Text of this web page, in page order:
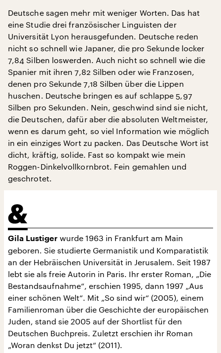
Deutsche sagen mehr mit weniger Worten. Das hat
eine Studie drei französischer Linguisten der
Universität Lyon herausgefunden. Deutsche reden
nicht so schnell wie Japaner, die pro Sekunde locker
7,84 Silben loswerden. Auch nicht so schnell wie die
Spanier mit ihren 7,82 Silben oder wie Franzosen,
denen pro Sekunde 7,18 Silben über die Lippen
huschen. Deutsche bringen es auf schlappe 5,97
Silben pro Sekunden. Nein, geschwind sind sie nicht,
die Deutschen, dafür aber die absoluten Weltmeister,
wenn es darum geht, so viel Information wie möglich
in ein einziges Wort zu packen. Das Deutsche Wort ist
dicht, kräftig, solide. Fast so kompakt wie mein
Roggen-Dinkelvollkornbrot. Fein gemahlen und
geschrotet.
Gila Lustiger wurde 1963 in Frankfurt am Main
geboren. Sie studierte Germanistik und Komparatistik
an der Hebräischen Universität in Jerusalem. Seit 1987
lebt sie als freie Autorin in Paris. Ihr erster Roman, „Die
Bestandsaufnahme“, erschien 1995, dann 1997 „Aus
einer schönen Welt“. Mit „So sind wir“ (2005), einem
Familienroman über die Geschichte der europäischen
Juden, stand sie 2005 auf der Shortlist für den
Deutschen Buchpreis. Zuletzt erschien ihr Roman
„Woran denkst Du jetzt“ (2011).